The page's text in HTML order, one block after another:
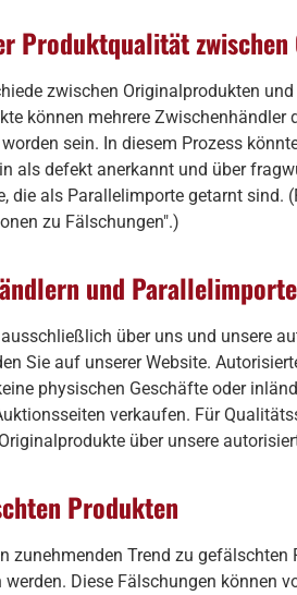
Produktqualität
zwischen Originalprodukten
können mehrere
sein. In diesem Prozess
als defekt anerkannt und über
die als Parallelimporte getarnt sind.
zu Fälschungen".)
und
über uns und unsere
Sie auf unserer Website.
physischen Geschäfte oder
verkaufen. Für
über unsere
Produkten
zunehmenden Trend zu gefälschten
Diese Fälschungen können